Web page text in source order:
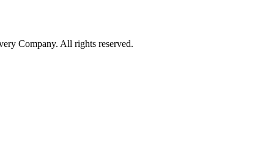
Company. All rights reserved.